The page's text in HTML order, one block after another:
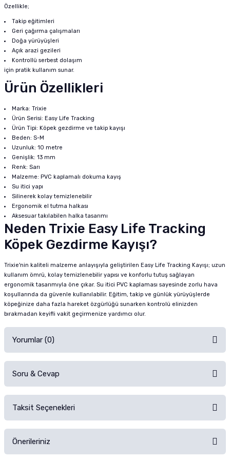
Özellikle;
Takip eğitimleri
Geri çağırma çalışmaları
Doğa yürüyüşleri
Açık arazi gezileri
Kontrollü serbest dolaşım
için pratik kullanım sunar.
Ürün Özellikleri
Marka: Trixie
Ürün Serisi: Easy Life Tracking
Ürün Tipi: Köpek gezdirme ve takip kayışı
Beden: S-M
Uzunluk: 10 metre
Genişlik: 13 mm
Renk: Sarı
Malzeme: PVC kaplamalı dokuma kayış
Su itici yapı
Silinerek kolay temizlenebilir
Ergonomik el tutma halkası
Aksesuar takılabilen halka tasarımı
Neden Trixie Easy Life Tracking
Köpek Gezdirme Kayışı?
Trixie'nin kaliteli malzeme anlayışıyla geliştirilen Easy Life Tracking Kayışı; uzun
kullanım ömrü, kolay temizlenebilir yapısı ve konforlu tutuş sağlayan
ergonomik tasarımıyla öne çıkar. Su itici PVC kaplaması sayesinde zorlu hava
koşullarında da güvenle kullanılabilir. Eğitim, takip ve günlük yürüyüşlerde
köpeğinize daha fazla hareket özgürlüğü sunarken kontrolü elinizden
bırakmadan keyifli vakit geçirmenize yardımcı olur.
Yorumlar (0)
Ürünü Satın Al ve Yorumla
Soru & Cevap
Taksit Seçenekleri
Önerileriniz